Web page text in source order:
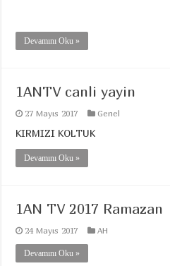
Devamını Oku »
1ANTV canli yayin
27 Mayıs 2017 Genel
KIRMIZI KOLTUK
Devamını Oku »
1AN TV 2017 Ramazan
24 Mayıs 2017 AH
Devamını Oku »